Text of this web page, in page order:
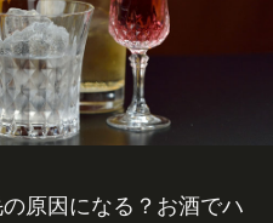
原因になる？お酒でハ